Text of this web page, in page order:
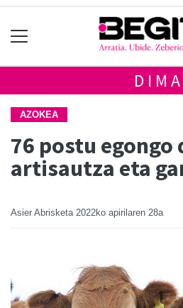
DIMA
AZOKEA
76 postu egongo
artisautza eta
Asier Abrisketa 2022ko apirilaren 28a